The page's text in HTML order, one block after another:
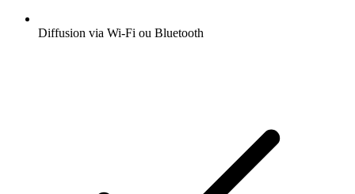
Diffusion via Wi-Fi ou Bluetooth